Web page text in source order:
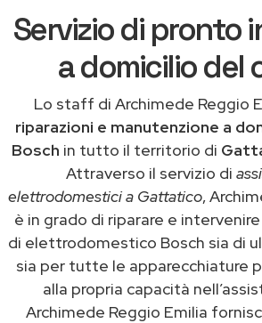
Servizio di pronto
a domicilio del
Lo staff di Archimede Reggio
riparazioni e manutenzione a
Bosch in tutto il territorio di
Attraverso il servizio di
elettrodomestici a Gattatico,
è in grado di riparare e
di elettrodomestico Bosch sia di
sia per tutte le apparecchiature
alla propria capacità
Archimede Reggio Emilia